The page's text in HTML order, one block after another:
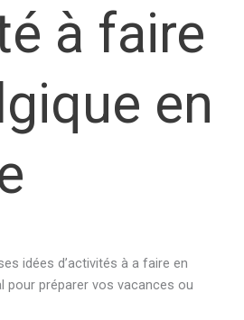
à faire
en
idées d’activités à a faire en
pour préparer vos vacances ou